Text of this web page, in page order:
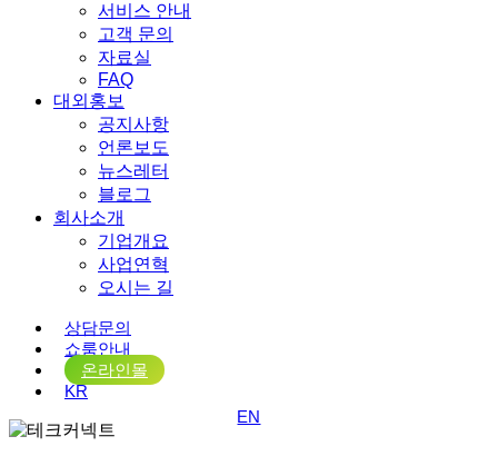
서비스 안내
고객 문의
자료실
FAQ
대외홍보
공지사항
언론보도
뉴스레터
블로그
회사소개
기업개요
사업연혁
오시는 길
상담문의
쇼룸안내
온라인몰
KR
EN